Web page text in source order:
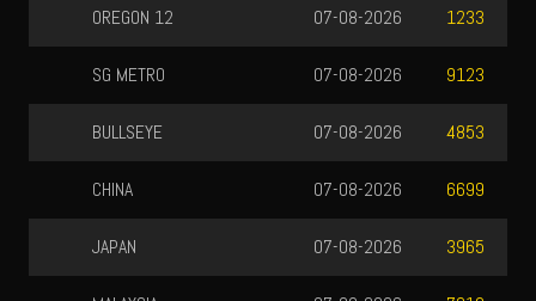
OREGON 12 1233
07-08-2026
SG METRO 9123
07-08-2026
BULLSEYE 4853
07-08-2026
6699
07-08-2026
3965
07-08-2026